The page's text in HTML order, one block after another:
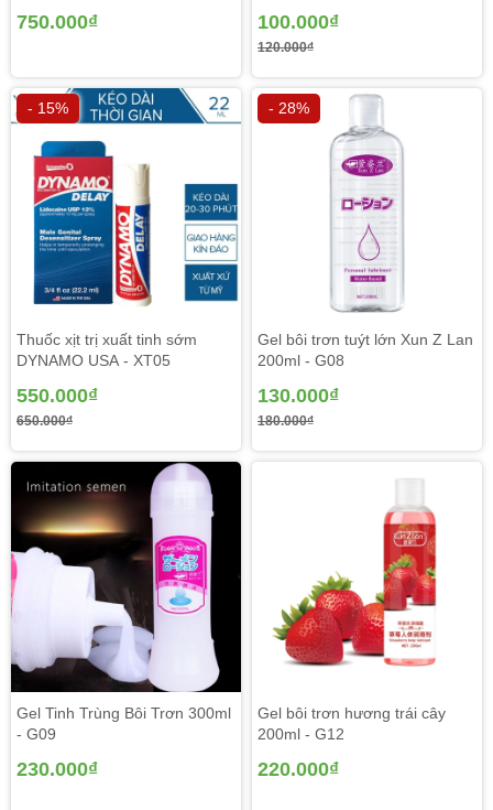
750.000₫ 100.000₫
120.000₫
- 15%
Thuốc xịt trị xuất tinh sớm
DYNAMO USA - XT05
550.000₫
650.000₫
- 28%
Gel bôi trơn tuýt lớn Xun Z Lan
200ml - G08
130.000₫
180.000₫
Gel Tinh Trùng Bôi Trơn 300ml
- G09
230.000₫
Gel bôi trơn hương trái cây
200ml - G12
220.000₫